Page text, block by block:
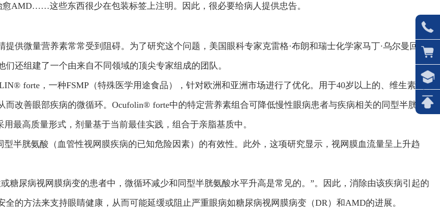
AMD……这些东西很少在包装标签上注明。因此，很必要给病人提供忠告。
供微量营养素常常受到阻碍。为了研究这个问题，美国眼科专家克雷格·布朗和瑞士化学家马丁·乌尔曼回顾
还组建了一个由来自不同领域的顶尖专家组成的团队。
forte，一种FSMP（特殊医学用途食品），针对欧洲和亚洲市场进行了优化。用于40岁以上的、维生素B代
改善眼部疾病的微循环。Ocufolin® forte中的特定营养素组合可降低慢性眼病患者与疾病相关的同型半胱氨酸
最高质量形式，剂量基于当前最佳实践，组合于亲脂基质中。
半胱氨酸（血管性视网膜疾病的已知危险因素）的有效性。此外，这项研究显示，视网膜血流量呈上升趋
糖尿病视网膜病变的患者中，微循环减少和同型半胱氨酸水平升高是常见的。”。因此，消除由该疾病引起的
的方法来支持眼睛健康，从而可能延缓或阻止严重眼病如糖尿病视网膜病变（DR）和AMD的进展。